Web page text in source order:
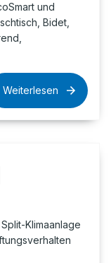
und
Bidet,
Weiterlesen
Klimaanlage